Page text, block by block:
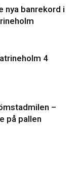
nya banrekord i
4
–
på pallen